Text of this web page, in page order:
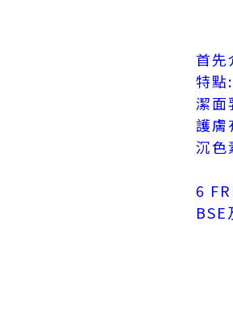
首
特點:
潔面
護膚
沉色
6
BSE